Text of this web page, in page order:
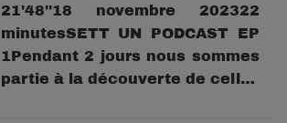
émouvants.
21'48''18 novembre 202322
minutesSETT UN PODCAST EP
1Pendant 2 jours nous sommes
partie à la découverte de celles